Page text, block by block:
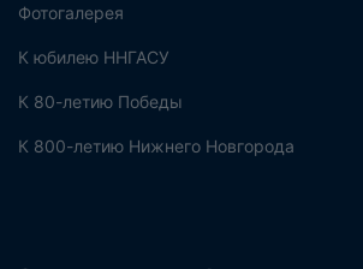
Фотогалерея
К юбилею ННГАСУ
К 80-летию Победы
К 800-летию Нижнего Новгорода